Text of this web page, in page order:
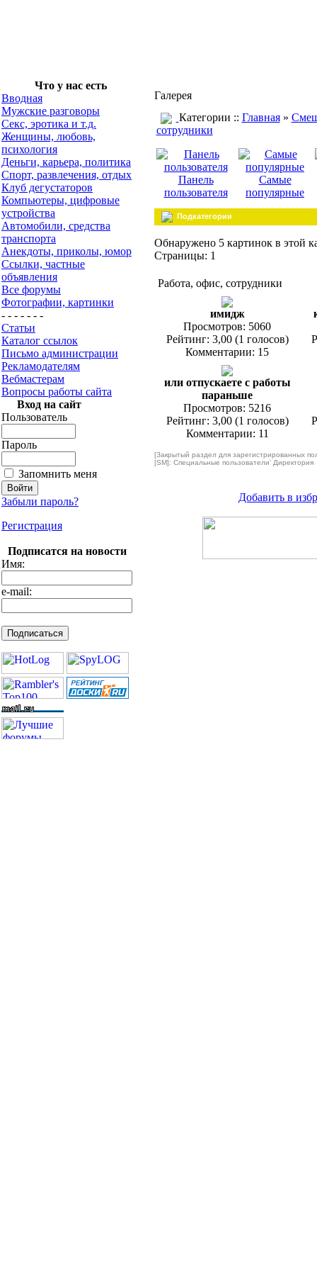
Что у нас есть
Вводная
Мужские разговоры
Секс, эротика и т.д.
Женщины, любовь,
психология
Деньги, карьера, политика
Спорт, развлечения, отдых
Клуб дегустаторов
Компьютеры, цифровые
устройства
Автомобили, средства
транспорта
Анекдоты, приколы, юмор
Ссылки, частные
объявления
Все форумы
Фотографии, картинки
- - - - - - -
Статьи
Каталог ссылок
Письмо администрации
Рекламодателям
Вебмастерам
Вопросы работы сайта
Вход на сайт
Пользователь
Пароль
Запомнить меня
Забыли пароль?
Регистрация
Подписатся на новости
Имя:
e-mail:
Галерея
Категории :: Главная»
сотрудники
Панель
пользователя
Самые
популярные
Подкатегории
Обнаружено 5 картинок в этой
Страницы: 1
Работа, офис, сотрудники
имидж
Просмотров: 5060
Рейтинг: 3,00 (1 голосов)
Комментарии: 15
или отпускаете с работы
параньше
Просмотров: 5216
Рейтинг: 3,00 (1 голосов)
Комментарии: 11
[Закрытый раздел для зарегистрированных
[SM]: Специальные пользователи' Директория
Добавить в